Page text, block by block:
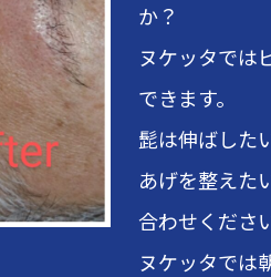
か？
ヌケッタでは
できます。
髭は伸ばした
あげを整えた
合わせくださ
ヌケッタでは